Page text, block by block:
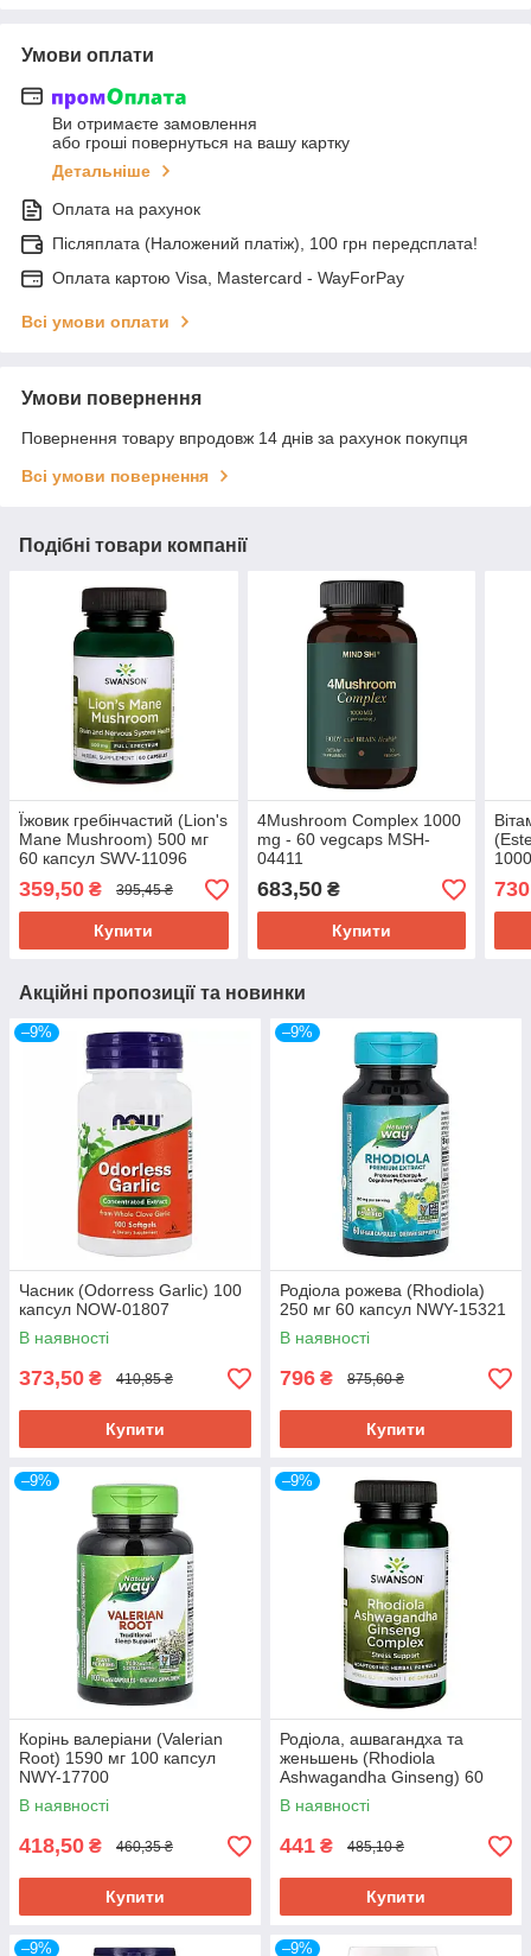
Умови оплати
Ви отримаєте замовлення
або гроші повернуться на вашу картку
Детальніше
Оплата на рахунок
Післяплата (Наложений платіж), 100 грн передсплата!
Оплата картою Visa, Mastercard - WayForPay
Всі умови оплати
Умови повернення
Повернення товару впродовж 14 днів за рахунок покупця
Всі умови повернення
Подібні товари компанії
Їжовик гребінчастий (Lion's
Mane Mushroom) 500 мг
60 капсул SWV-11096
359,50 ₴ 395,45 ₴
Купити
4Mushroom Complex 1000
mg - 60 vegcaps MSH-
04411
683,50₴
Купити
Акційні пропозиції та новинки
–9%
Часник (Odorress Garlic) 100
капсул NOW-01807
В наявності
373,50 ₴ 410,85 ₴
Купити
–9%
Родіола рожева (Rhodiola)
250 мг 60 капсул NWY-15321
В наявності
796 ₴ 875,60 ₴
Купити
–9%
Корінь валеріани (Valerian
Root) 1590 мг 100 капсул
NWY-17700
В наявності
418,50 ₴ 460,35 ₴
Купити
–9%
Родіола, ашвагандха та
женьшень (Rhodiola
Ashwagandha Ginseng) 60
капсул SWV-11095
В наявності
441 ₴ 485,10 ₴
Купити
–9% –9%